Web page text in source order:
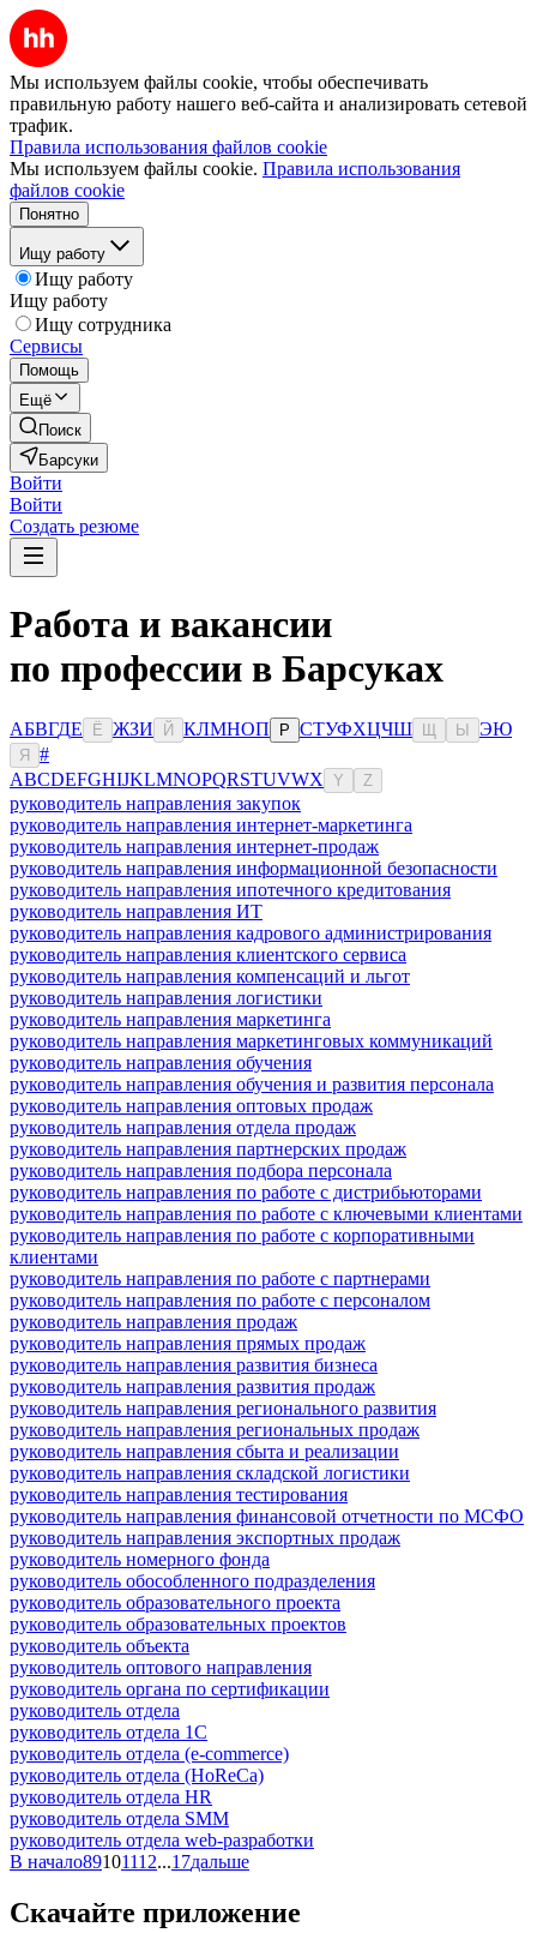
Мы используем файлы cookie, чтобы обеспечивать
правильную работу нашего веб-сайта и анализировать сетевой
трафик.
Правила использования файлов cookie
Мы используем файлы cookie. Правила использования
файлов cookie
Понятно
Ищу работу
Ищу работу
Ищу работу
Ищу сотрудника
Сервисы
Помощь
Ещё
Поиск
Барсуки
Войти
Войти
Создать резюме
Работа и вакансии
по профессии в Барсуках
АБВГДЕ Ё ЖЗИ Й КЛМНОП Р СТУФХЦЧШ Ы ЭЮ
Я
#
ABCDEFGHIJKLMNOPQRSTUVWX Y Z
руководитель направления закупок
руководитель направления интернет-маркетинга
руководитель направления интернет-продаж
руководитель направления информационной безопасности
руководитель направления ипотечного кредитования
руководитель направления ИТ
руководитель направления кадрового администрирования
руководитель направления клиентского сервиса
руководитель направления компенсаций и льгот
руководитель направления логистики
руководитель направления маркетинга
руководитель направления маркетинговых коммуникаций
руководитель направления обучения
руководитель направления обучения и развития персонала
руководитель направления оптовых продаж
руководитель направления отдела продаж
руководитель направления партнерских продаж
руководитель направления подбора персонала
руководитель направления по работе с дистрибьюторами
руководитель направления по работе с ключевыми клиентами
руководитель направления по работе с корпоративными
клиентами
руководитель направления по работе с партнерами
руководитель направления по работе с персоналом
руководитель направления продаж
руководитель направления прямых продаж
руководитель направления развития бизнеса
руководитель направления развития продаж
руководитель направления регионального развития
руководитель направления региональных продаж
руководитель направления сбыта и реализации
руководитель направления складской логистики
руководитель направления тестирования
руководитель направления финансовой отчетности по МСФО
руководитель направления экспортных продаж
руководитель номерного фонда
руководитель обособленного подразделения
руководитель образовательного проекта
руководитель образовательных проектов
руководитель объекта
руководитель оптового направления
руководитель органа по сертификации
руководитель отдела
руководитель отдела 1С
руководитель отдела (e-commerce)
руководитель отдела (HoReCa)
руководитель отдела HR
руководитель отдела SMM
руководитель отдела web-разработки
В начало89101112...17дальше
Скачайте приложение